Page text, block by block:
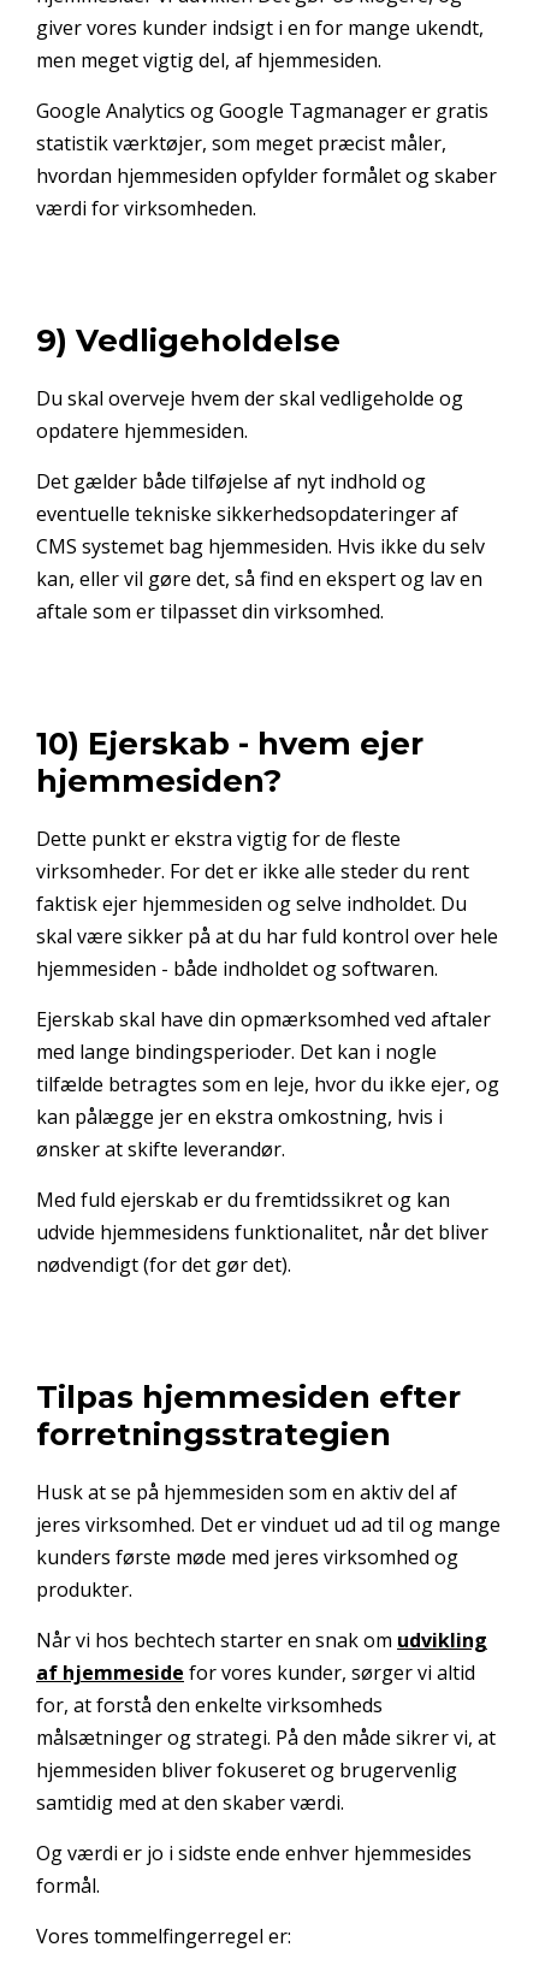
giver vores kunder indsigt i en for mange ukendt,
men meget vigtig del, af hjemmesiden.
Google Analytics og Google Tagmanager er gratis
statistik værktøjer, som meget præcist måler,
hvordan hjemmesiden opfylder formålet og skaber
værdi for virksomheden.
9) Vedligeholdelse
Du skal overveje hvem der skal vedligeholde og
opdatere hjemmesiden.
Det gælder både tilføjelse af nyt indhold og
eventuelle tekniske sikkerhedsopdateringer af
CMS systemet bag hjemmesiden. Hvis ikke du selv
kan, eller vil gøre det, så find en ekspert og lav en
aftale som er tilpasset din virksomhed.
10) Ejerskab - hvem ejer
hjemmesiden?
Dette punkt er ekstra vigtig for de fleste
virksomheder. For det er ikke alle steder du rent
faktisk ejer hjemmesiden og selve indholdet. Du
skal være sikker på at du har fuld kontrol over hele
hjemmesiden - både indholdet og softwaren.
Ejerskab skal have din opmærksomhed ved aftaler
med lange bindingsperioder. Det kan i nogle
tilfælde betragtes som en leje, hvor du ikke ejer, og
kan pålægge jer en ekstra omkostning, hvis i
ønsker at skifte leverandør.
Med fuld ejerskab er du fremtidssikret og kan
udvide hjemmesidens funktionalitet, når det bliver
nødvendigt (for det gør det).
Tilpas hjemmesiden efter
forretningsstrategien
Husk at se på hjemmesiden som en aktiv del af
jeres virksomhed. Det er vinduet ud ad til og mange
kunders første møde med jeres virksomhed og
produkter.
Når vi hos bechtech starter en snak om udvikling
af hjemmeside for vores kunder, sørger vi altid
for, at forstå den enkelte virksomheds
målsætninger og strategi. På den måde sikrer vi, at
hjemmesiden bliver fokuseret og brugervenlig
samtidig med at den skaber værdi.
Og værdi er jo i sidste ende enhver hjemmesides
formål.
Vores tommelfingerregel er: